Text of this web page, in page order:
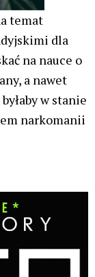
temat
dla
na nauce o
a nawet
w stanie
narkomanii